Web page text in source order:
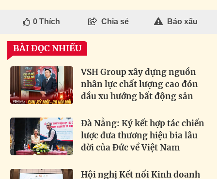
0Thích Chia sẻ Báo xấu
BÀI ĐỌC NHIỀU
VSH Group xây dựng nguồn
nhân lực chất lượng cao đón
dầu xu hướng bất động sản
Đà Nẵng: Ký kết hợp tác chiến
lược đưa thương hiệu bia lâu
đời của Đức về Việt Nam
Hội nghị Kết nối Kinh doanh